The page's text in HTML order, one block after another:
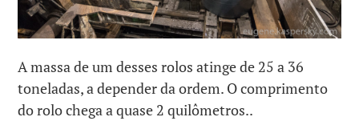
A massa de um desses rolos atinge de 25 a 36
toneladas, a depender da ordem. O comprimento
do rolo chega a quase 2 quilômetros..